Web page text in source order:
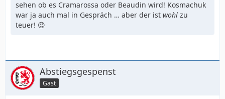
sehen ob es Cramarossa oder Beaudin wird! Kosmachuk
war ja auch mal in Gespräch … aber der ist wohl zu
teuer! 😉
Abstiegsgespenst
Gast